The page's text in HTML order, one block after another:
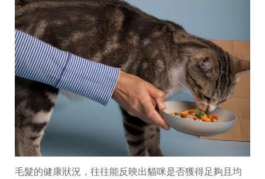
毛髮的健康狀況，往往能反映出貓咪是否獲得足夠且均